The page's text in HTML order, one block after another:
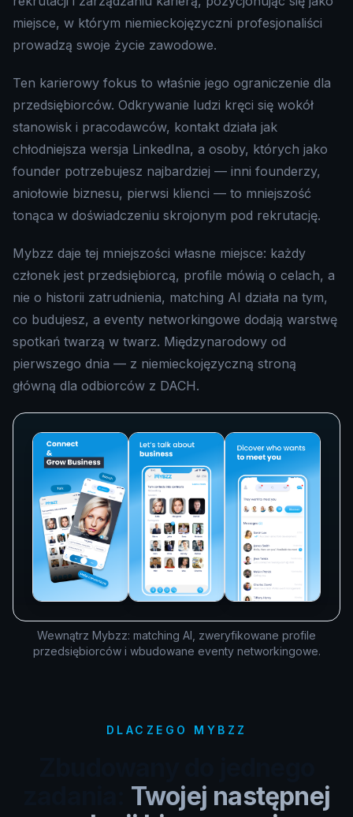
miejsce, w którym niemieckojęzyczni profesjonaliści
prowadzą swoje życie zawodowe.
Ten karierowy fokus to właśnie jego ograniczenie dla
przedsiębiorców. Odkrywanie ludzi kręci się wokół
stanowisk i pracodawców, kontakt działa jak
chłodniejsza wersja LinkedIna, a osoby, których jako
founder potrzebujesz najbardziej — inni founderzy,
aniołowie biznesu, pierwsi klienci — to mniejszość
tonąca w doświadczeniu skrojonym pod rekrutację.
Mybzz daje tej mniejszości własne miejsce: każdy
członek jest przedsiębiorcą, profile mówią o celach, a
nie o historii zatrudnienia, matching AI działa na tym,
co budujesz, a eventy networkingowe dodają warstwę
spotkań twarzą w twarz. Międzynarodowy od
pierwszego dnia — z niemieckojęzyczną stroną
główną dla odbiorców z DACH.
Wewnątrz Mybzz: matching AI, zweryfikowane profile
przedsiębiorców i wbudowane eventy networkingowe.
DLACZEGO MYBZZ
Twojej następnej